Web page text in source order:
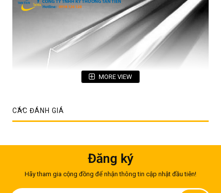
Ưu điểm và ứng dụng của thanh inox chữ U là gì?
giá thanh inox vuông
U; chúng ta sẽ cùng tìm hiểu những ưu điểm của hai sản
MORE VIEW
CÁC ĐÁNH GIÁ
Đăng ký
Hãy tham gia cộng đồng để nhận thông tin cập nhật đầu tiên!